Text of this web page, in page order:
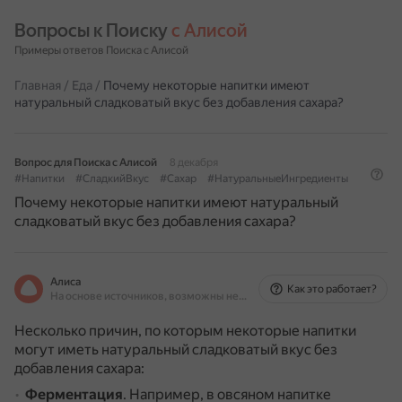
Вопросы к Поиску с Алисой
Примеры ответов Поиска с Алисой
Главная / Еда / Почему некоторые напитки имеют
натуральный сладковатый вкус без добавления сахара?
Вопрос для Поиска с Алисой
8 декабря
#Напитки
#СладкийВкус #Сахар #НатуральныеИнгредиенты
Почему некоторые напитки имеют натуральный
сладковатый вкус без добавления сахара?
Алиса
На основе источников, возможны неточности
Как это работает?
Несколько причин, по которым некоторые напитки
могут иметь натуральный сладковатый вкус без
добавления сахара:
Ферментация. Например, в овсяном напитке